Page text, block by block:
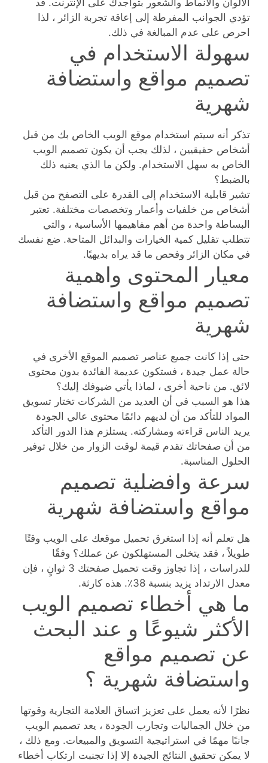
الألوان والأنماط والشعور بتواجدك على الإنترنت. قد
تؤدي الجوانب المفرطة إلى إعاقة تجربة الزائر ، لذا
احرص على عدم المبالغة في ذلك.
سهولة الاستخدام في
تصميم مواقع واستضافة
شهرية
تذكر أنه سيتم استخدام موقع الويب الخاص بك من قبل
أشخاص حقيقيين ، لذلك يجب أن يكون تصميم الويب
الخاص به سهل الاستخدام. ولكن ما الذي يعنيه ذلك
بالضبط؟
تشير قابلية الاستخدام إلى القدرة على التصفح من قبل
أشخاص من خلفيات وأعمار وتخصصات مختلفة. تعتبر
البساطة واحدة من أهم مفاهيمها الأساسية ، والتي
تتطلب تقليل كمية الخيارات والبدائل المتاحة. ضع نفسك
في مكان الزائر وفحص ما قد يراه بديهيًا.
معيار المحتوى واهمية
تصميم مواقع واستضافة
شهرية
حتى إذا كانت جميع عناصر تصميم الموقع الأخرى في
حالة عمل جيدة ، فستكون عديمة الفائدة بدون محتوى
لائق. من ناحية أخرى ، لماذا يأتي ضيوفك إليك؟
هذا هو السبب في أن العديد من الشركات تختار تسويق
المواد للتأكد من أن لديهم دائمًا محتوى عالي الجودة
يريد الناس قراءته ومشاركته. يستلزم هذا الدور التأكد
من أن صفحاتك تقدم قيمة لوقت الزوار من خلال توفير
الحلول المناسبة.
سرعة وافضلية تصميم
مواقع واستضافة شهرية
هل تعلم أنه إذا استغرق تحميل موقعك على الويب وقتًا
طويلاً ، فقد يتخلى المستهلكون عن عملك؟ وفقًا
للدراسات ، إذا تجاوز وقت تحميل صفحتك 3 ثوانٍ ، فإن
معدل الارتداد يزيد بنسبة 38٪. هذه كارثة.
ما هي أخطاء تصميم الويب
الأكثر شيوعًا و عند البحث
عن تصميم مواقع
واستضافة شهرية ؟
نظرًا لأنه يعمل على تعزيز اتساق العلامة التجارية وقوتها
من خلال الجماليات وتجارب الجودة ، يعد تصميم الويب
جانبًا مهمًا في استراتيجية التسويق والمبيعات. ومع ذلك ،
لا يمكن تحقيق النتائج الجيدة إلا إذا تجنبت ارتكاب أخطاء